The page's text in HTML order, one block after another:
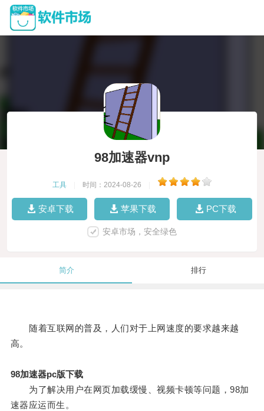
98加速器vnp
工具 时间：2024-08-26
安卓下载 苹果下载 PC下载
安卓市场，安全绿色
简介 排行
随着互联网的普及，人们对于上网速度的要求越来越
高。
98加速器pc版下载
为了解决用户在网页加载缓慢、视频卡顿等问题，98加
速器应运而生。